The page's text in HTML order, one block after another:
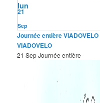
Sep
21
lun
Journée entièreVIADOVELO
VIADOVELO
21 SepJournée entière